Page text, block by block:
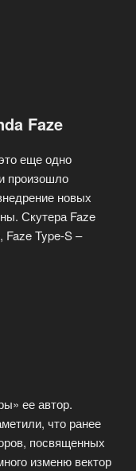
Faze
еще одно
произошло
новых
Скутера Faze
Faze Type-S –
ее автор.
что ранее
посвященных
изменю вектор